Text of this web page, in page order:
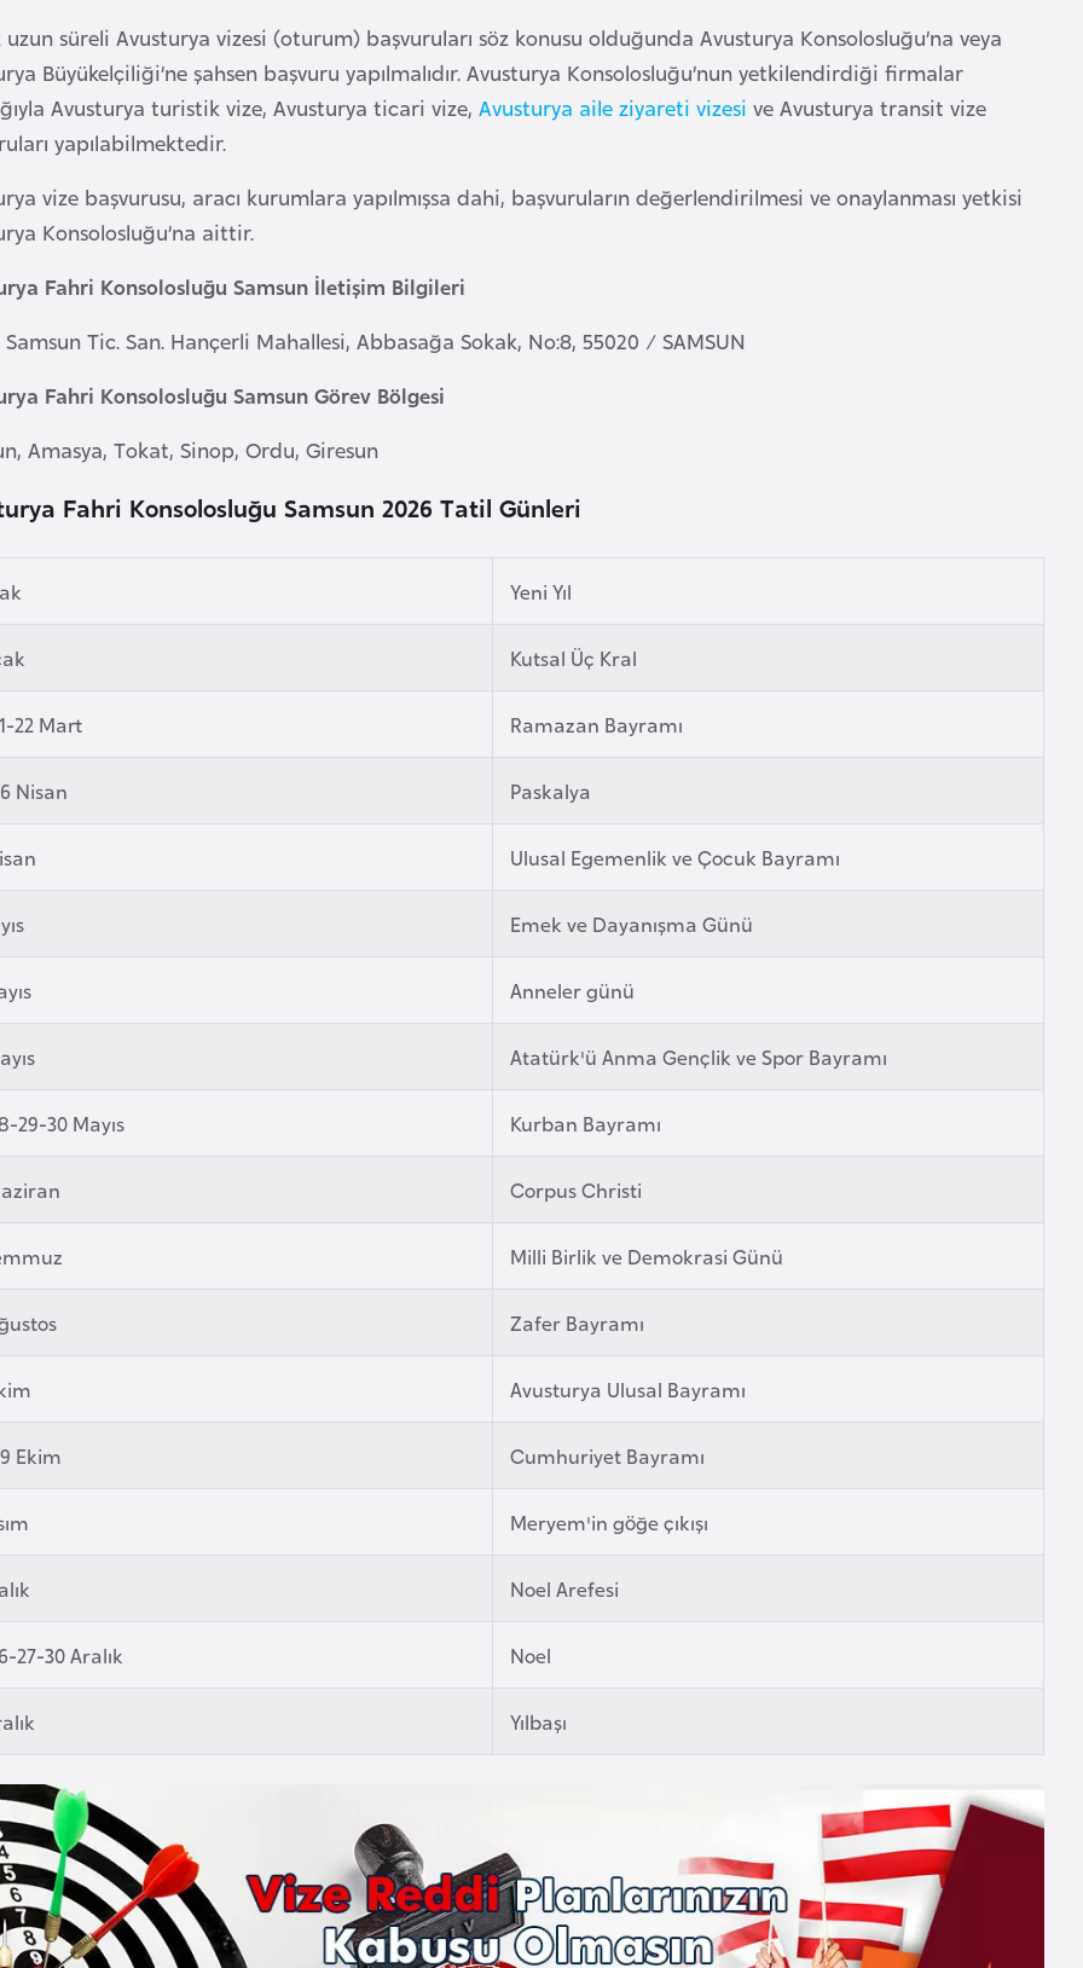
süreli Avusturya vizesi (oturum) başvuruları söz konusu olduğunda Avusturya Konsolosluğu’na veya
Büyükelçiliği’ne şahsen başvuru yapılmalıdır. Avusturya Konsolosluğu’nun yetkilendirdiği firmalar
Avusturya turistik vize, Avusturya ticari vize, Avusturya aile ziyareti vizesi ve Avusturya transit vize
yapılabilmektedir.
vize başvurusu, aracı kurumlara yapılmışsa dahi, başvuruların değerlendirilmesi ve onaylanması yetkisi
Konsolosluğu’na aittir.
Fahri Konsolosluğu Samsun İletişim Bilgileri
Samsun Tic. San. Hançerli Mahallesi, Abbasağa Sokak, No:8, 55020 / SAMSUN
Fahri Konsolosluğu Samsun Görev Bölgesi
Amasya, Tokat, Sinop, Ordu, Giresun
Fahri Konsolosluğu Samsun 2026 Tatil Günleri
Yeni Yıl
Kutsal Üç Kral
22 Mart Ramazan Bayramı
Nisan Paskalya
Ulusal Egemenlik ve Çocuk Bayramı
Emek ve Dayanışma Günü
Anneler günü
Atatürk'ü Anma Gençlik ve Spor Bayramı
29-30 Mayıs Kurban Bayramı
Corpus Christi
Milli Birlik ve Demokrasi Günü
Zafer Bayramı
Avusturya Ulusal Bayramı
Ekim Cumhuriyet Bayramı
Meryem'in göğe çıkışı
Noel Arefesi
27-30 Aralık Noel
Yılbaşı